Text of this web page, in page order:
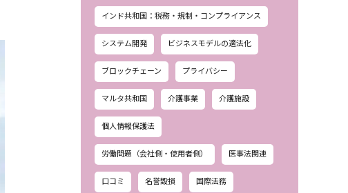
インド共和国：税務・規制・コンプライアンス
システム開発 ビジネスモデルの適法化
ブロックチェーン プライバシー
マルタ共和国 介護事業 介護施設
個人情報保護法
労働問題（会社側・使用者側） 医事法関連
口コミ 名誉毀損 国際法務